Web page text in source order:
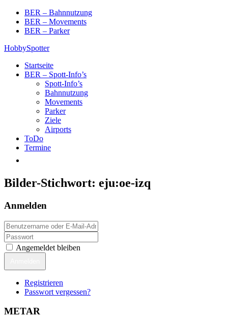
Skip
content
BER – Bahnnutzung
BER – Movements
BER – Parker
HobbySpotter
Startseite
BER – Spott-Info’s
Spott-Info’s
Bahnnutzung
Movements
Parker
Ziele
Airports
ToDo
Termine
Bilder-Stichwort: eju:oe-izq
Anmelden
Angemeldet bleiben
Registrieren
Passwort vergessen?
METAR